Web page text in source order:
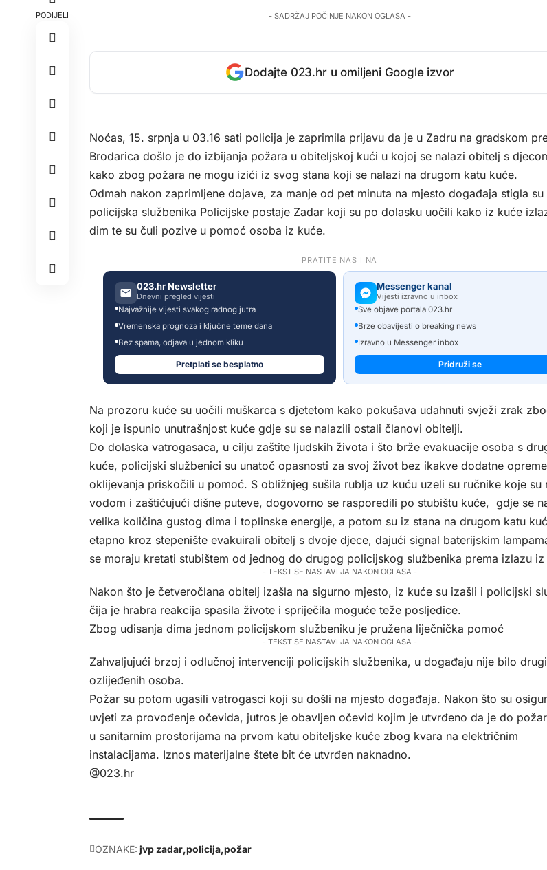
PODIJELI - SADRŽAJ POČINJE NAKON OGLASA -
Dodajte 023.hr u omiljeni Google izvor
Noćas, 15. srpnja u 03.16 sati policija je zaprimila prijavu da je u Zadru na gradskom
Brodarica došlo je do izbijanja požara u obiteljskoj kući u kojoj se nalazi obitelj s
kako zbog požara ne mogu izići iz svog stana koji se nalazi na drugom katu kuće.
Odmah nakon zaprimljene dojave, za manje od pet minuta na mjesto događaja stigla su
policijska službenika Policijske postaje Zadar koji su po dolasku uočili kako iz kuće
dim te su čuli pozive u pomoć osoba iz kuće.
PRATITE NAS I NA
023.hr Newsletter
Dnevni pregled vijesti
Najvažnije vijesti svakog radnog jutra
Vremenska prognoza i ključne teme dana
Bez spama, odjava u jednom kliku
Pretplati se besplatno
Messenger kanal
Vijesti izravno u inbox
Sve objave portala 023.hr
Brze obavijesti o breaking news
Izravno u Messenger inbox
Pridruži se
Na prozoru kuće su uočili muškarca s djetetom kako pokušava udahnuti svježi zrak
koji je ispunio unutrašnjost kuće gdje su se nalazili ostali članovi obitelji.
Do dolaska vatrogasaca, u cilju zaštite ljudskih života i što brže evakuacije osoba s
kuće, policijski službenici su unatoč opasnosti za svoj život bez ikakve dodatne
oklijevanja priskočili u pomoć. S obližnjeg sušila rublja uz kuću uzeli su ručnike koje su
vodom i zaštićujući dišne puteve, dogovorno se rasporedili po stubištu kuće, gdje se
velika količina gustog dima i toplinske energije, a potom su iz stana na drugom katu
etapno kroz stepenište evakuirali obitelj s dvoje djece, dajući signal baterijskim
se moraju kretati stubištem od jednog do drugog policijskog službenika prema izlazu iz
- TEKST SE NASTAVLJA NAKON OGLASA -
Nakon što je četveročlana obitelj izašla na sigurno mjesto, iz kuće su izašli i policijski
čija je hrabra reakcija spasila živote i spriječila moguće teže posljedice.
Zbog udisanja dima jednom policijskom službeniku je pružena liječnička pomoć
- TEKST SE NASTAVLJA NAKON OGLASA -
Zahvaljujući brzoj i odlučnoj intervenciji policijskih službenika, u događaju nije bilo
ozlijeđenih osoba.
Požar su potom ugasili vatrogasci koji su došli na mjesto događaja. Nakon što su
uvjeti za provođenje očevida, jutros je obavljen očevid kojim je utvrđeno da je do
u sanitarnim prostorijama na prvom katu obiteljske kuće zbog kvara na električnim
instalacijama. Iznos materijalne štete bit će utvrđen naknadno.
@023.hr
OZNAKE: jvp zadar policija požar